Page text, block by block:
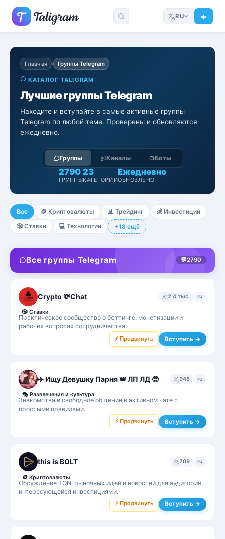
RU
Главная › Группы Telegram
КАТАЛОГ TALIGRAM
Лучшие группы Telegram
Находите и вступайте в самые активные группы
Telegram по любой теме. Проверены и обновляются
ежедневно.
Группы Каналы Боты
2790
ГРУППЫ
23
КАТЕГОРИИ
Ежедневно
ОБНОВЛЕНО
Все 🪙 Криптовалюты 📊 Трейдинг 💰 Инвестиции
🎲 Ставки 💻 Технологии +18 ещё
Все группы Telegram 💬2790
Crypto 💸Chat 2,4 тыс. ru
Практическое сообщество о беттинге, монетизации и
рабочих вопросах сотрудничества.
🎲 Ставки
⚡ Продвинуть Вступить →
✈️ Ищу Девушку Парня 👑 ЛП ЛД 😎 946 ru
Знакомства и свободное общение в активном чате с
простыми правилами.
🎭 Развлечения и культура
⚡ Продвинуть Вступить →
this is BOLT 709 ru
Обсуждение TON, рыночных идей и новостей для аудитории,
интересующейся инвестициями.
🪙 Криптовалюты
⚡ Продвинуть Вступить →